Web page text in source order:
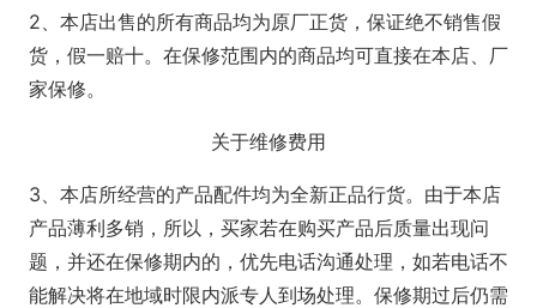
2、本店出售的所有商品均为原厂正货，保证绝不销售假
货，假一赔十。在保修范围内的商品均可直接在本店、厂
家保修。
关于维修费用
3、本店所经营的产品配件均为全新正品行货。由于本店
产品薄利多销，所以，买家若在购买产品后质量出现问
题，并还在保修期内的，优先电话沟通处理，如若电话不
能解决将在地域时限内派专人到场处理。保修期过后仍需